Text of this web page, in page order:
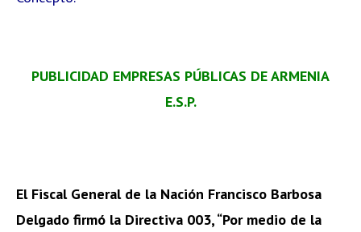
PUBLICIDAD EMPRESAS PÚBLICAS DE ARMENIA
E.S.P.
El Fiscal General de la Nación Francisco Barbosa
Delgado firmó la Directiva 003, “Por medio de la